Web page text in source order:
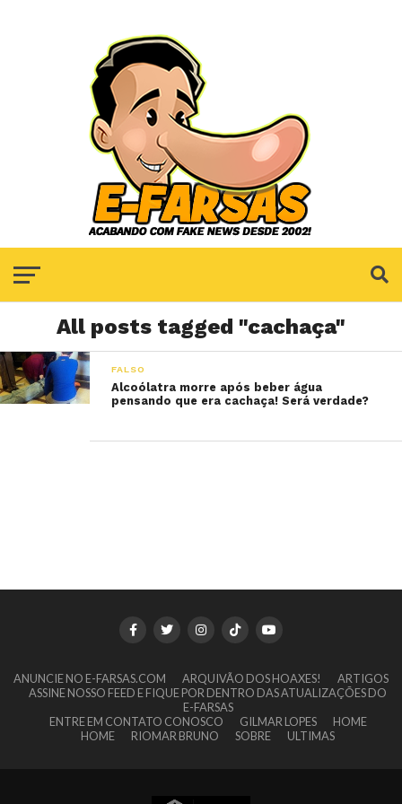
All posts tagged "cachaça"
FALSO
Alcoólatra morre após beber água
pensando que era cachaça! Será verdade?
ANUNCIE NO E-FARSAS.COM ARQUIVÃO DOS HOAXES!
ARTIGOS
ASSINE NOSSO FEED E FIQUE POR DENTRO DAS ATUALIZAÇÕES DO
E-FARSAS
ENTRE EM CONTATO CONOSCO
GILMAR LOPES
HOME
HOME
RIOMAR BRUNO SOBRE ULTIMAS